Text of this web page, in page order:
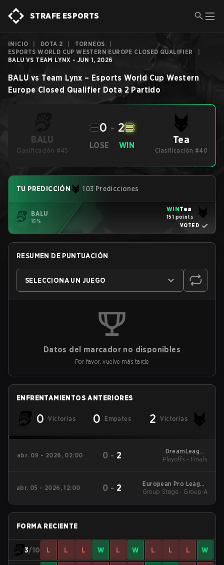
STRAFE ESPORTS
INICIO DOTA 2 TORNEOS
ESPORTS WORLD CUP WESTERN EUROPE CLOSED QUALIFIER
BALU VS TEAM LYNX - JUN 1, 2026
BALU vs Team Lynx – Esports World Cup Western
Europe Closed Qualifier Dota 2 Partido
BALU
Clasificación #45
LOSE
0 - 2
WIN Tea
Clasificación #40
TU PREDICCIÓN 103 Predicciones
BALU
15%
WINTea
151 points
VOTED
RESUMEN DE PUNTUACIÓN
SELECCIONA UN JUEGO
Datos del marcador no disponibles
Por favor, vuelve más tarde
ENFRENTAMIENTOS ANTERIORES
0 Victorias 0 Empates 2 Victorias
abr. 09 - 2026, 02:00 0 - 2
DreamLeague
Western Europe Open
Playoffs - Finals
abr. 05 - 2026, 12:00 0 - 2
European Pro League
Season 36 2026
Group Stage - Group A
FORMA RECIENTE
3/10 L L L W L W L L L W